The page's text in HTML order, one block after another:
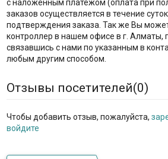
с наложенным платежом (оплата при
заказов осуществляется в течение
подтверждения заказа. Так же Вы
контроллер в нашем офисе в г. Алматы,
связавшись с нами по указанным в
любым другим способом.
Отзывы посетителей(0)
Чтобы добавить отзыв, пожалуйста,
войдите